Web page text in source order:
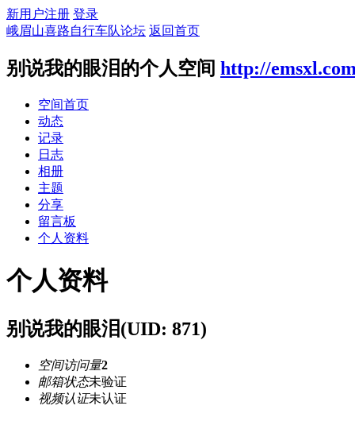
新用户注册 登录
峨眉山喜路自行车队论坛 返回首页
别说我的眼泪的个人空间 http://
空间首页
动态
记录
日志
相册
主题
分享
留言板
个人资料
个人资料
别说我的眼泪(UID: 871)
空间访问量2
邮箱状态未验证
视频认证未认证